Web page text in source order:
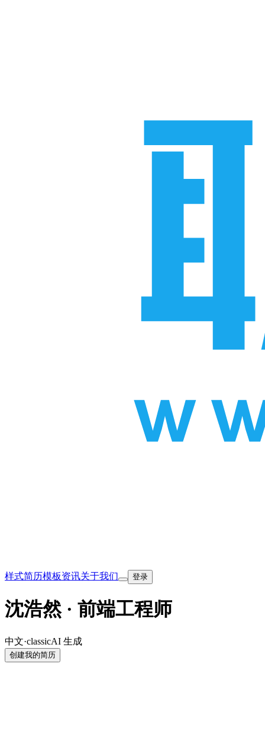
样式简历模板资讯关于我们 登录
沈浩然 · 前端工程师
中文·classicAI 生成
创建我的简历